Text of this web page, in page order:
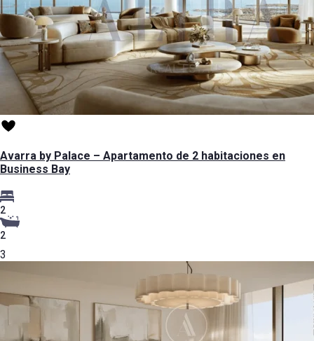
Avarra by Palace – Apartamento de 2 habitaciones en
Business Bay
2
2
3